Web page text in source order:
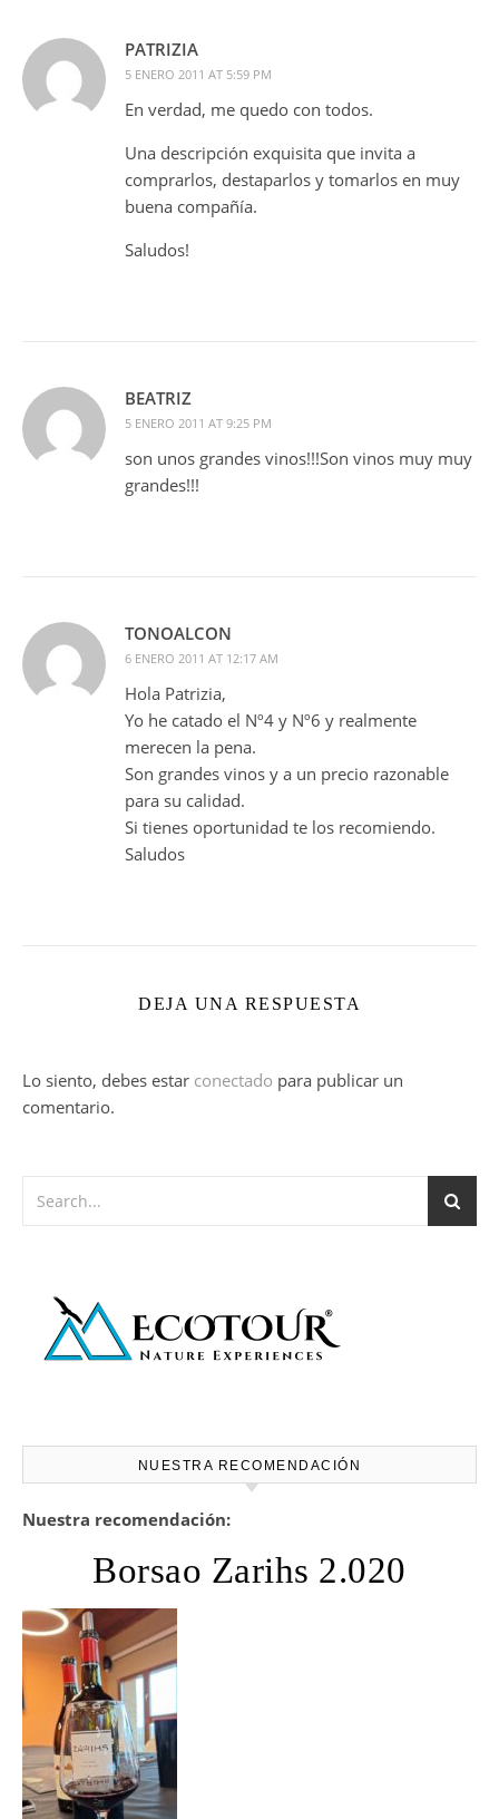
PATRIZIA
5 ENERO 2011 AT 5:59 PM
En verdad, me quedo con todos.
Una descripción exquisita que invita a
comprarlos, destaparlos y tomarlos en muy
buena compañía.
Saludos!
BEATRIZ
5 ENERO 2011 AT 9:25 PM
son unos grandes vinos!!!Son vinos muy muy
grandes!!!
TONOALCON
6 ENERO 2011 AT 12:17 AM
Hola Patrizia,
Yo he catado el Nº4 y Nº6 y realmente
merecen la pena.
Son grandes vinos y a un precio razonable
para su calidad.
Si tienes oportunidad te los recomiendo.
Saludos
DEJA UNA RESPUESTA
Lo siento, debes estar conectado para publicar un
comentario.
NUESTRA RECOMENDACIÓN
Nuestra recomendación:
Borsao Zarihs 2.020